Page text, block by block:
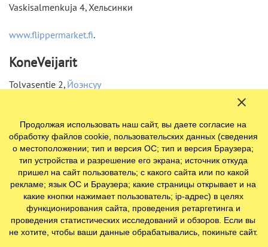
Vaskisalmenkuja 4, Хельсинки
www.flippermarket.fi.
KoneVeijarit
Tolvasentie 2, Йоэнсуу
Venemyynti Kari Kymäläinen
Teollisuustie 28, Оривеси
www.venemyynti.net.
E3-Marin
Ratsumestarinkatu 6, Порвоо
Продолжая использовать наш сайт, вы даете согласие на
обработку файлов cookie, пользовательских данных (сведения
о местоположении; тип и версия ОС; тип и версия Браузера;
тип устройства и разрешение его экрана; источник откуда
пришел на сайт пользователь; с какого сайта или по какой
рекламе; язык ОС и Браузера; какие страницы открывает и на
какие кнопки нажимает пользователь; ip-адрес) в целях
функционирования сайта, проведения ретаргетинга и
проведения статистических исследований и обзоров. Если вы
не хотите, чтобы ваши данные обрабатывались, покиньте сайт.